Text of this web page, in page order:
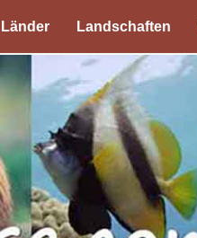
Landschaften